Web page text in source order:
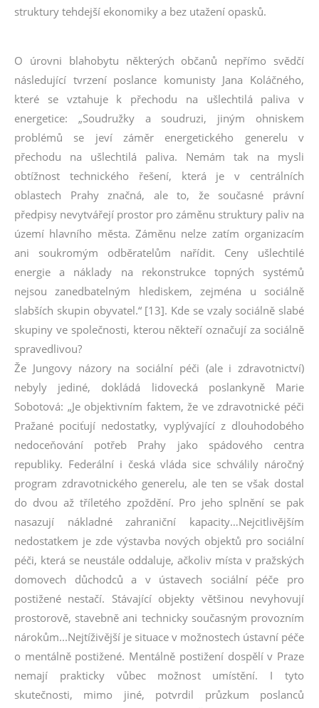
struktury tehdejší ekonomiky a bez utažení opasků.
O úrovni blahobytu některých občanů nepřímo svědčí
následující tvrzení poslance komunisty Jana Koláčného,
které se vztahuje k přechodu na ušlechtilá paliva v
energetice: „Soudružky a soudruzi, jiným ohniskem
problémů se jeví záměr energetického generelu v
přechodu na ušlechtilá paliva. Nemám tak na mysli
obtížnost technického řešení, která je v centrálních
oblastech Prahy značná, ale to, že současné právní
předpisy nevytvářejí prostor pro záměnu struktury paliv na
území hlavního města. Záměnu nelze zatím organizacím
ani soukromým odběratelům nařídit. Ceny ušlechtilé
energie a náklady na rekonstrukce topných systémů
nejsou zanedbatelným hlediskem, zejména u sociálně
slabších skupin obyvatel.“ [13]. Kde se vzaly sociálně slabé
skupiny ve společnosti, kterou někteří označují za sociálně
spravedlivou?
Že Jungovy názory na sociální péči (ale i zdravotnictví)
nebyly jediné, dokládá lidovecká poslankyně Marie
Sobotová: „Je objektivním faktem, že ve zdravotnické péči
Pražané pociťují nedostatky, vyplývající z dlouhodobého
nedoceňování potřeb Prahy jako spádového centra
republiky. Federální i česká vláda sice schválily náročný
program zdravotnického generelu, ale ten se však dostal
do dvou až tříletého zpoždění. Pro jeho splnění se pak
nasazují nákladné zahraniční kapacity…Nejcitlivějším
nedostatkem je zde výstavba nových objektů pro sociální
péči, která se neustále oddaluje, ačkoliv místa v pražských
domovech důchodců a v ústavech sociální péče pro
postižené nestačí. Stávající objekty většinou nevyhovují
prostorově, stavebně ani technicky současným provozním
nárokům...Nejtíživější je situace v možnostech ústavní péče
o mentálně postižené. Mentálně postižení dospělí v Praze
nemají prakticky vůbec možnost umístění. I tyto
skutečnosti, mimo jiné, potvrdil průzkum poslanců